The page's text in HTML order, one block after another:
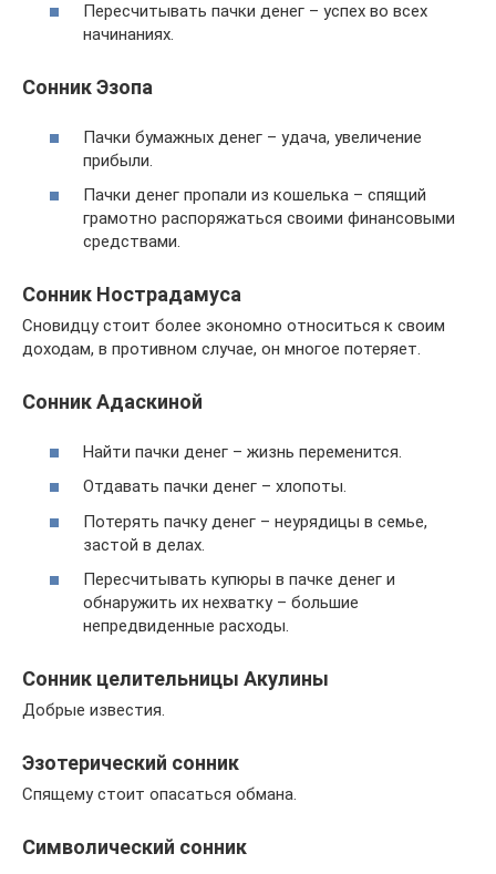
Пересчитывать пачки денег – успех во всех
начинаниях.
Сонник Эзопа
Пачки бумажных денег – удача, увеличение
прибыли.
Пачки денег пропали из кошелька – спящий
грамотно распоряжаться своими финансовыми
средствами.
Сонник Нострадамуса
Сновидцу стоит более экономно относиться к своим
доходам, в противном случае, он многое потеряет.
Сонник Адаскиной
Найти пачки денег – жизнь переменится.
Отдавать пачки денег – хлопоты.
Потерять пачку денег – неурядицы в семье,
застой в делах.
Пересчитывать купюры в пачке денег и
обнаружить их нехватку – большие
непредвиденные расходы.
Сонник целительницы Акулины
Добрые известия.
Эзотерический сонник
Спящему стоит опасаться обмана.
Символический сонник